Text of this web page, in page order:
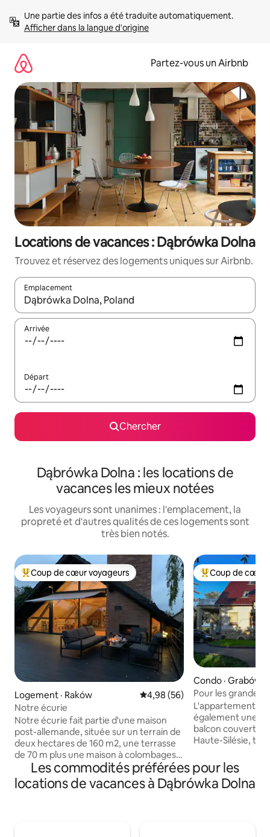
directement
Afficher dans la langue d'origine
Partez-vous un Airbnb
Locations de vacances : Dąbrówka Dolna
Trouvez et réservez des logements uniques sur Airbnb.
Emplacement
Quand les résultats sont affichés, parcourez-les en utilisant
Arrivée
Départ
Chercher
Dąbrówka Dolna : les locations de
vacances les mieux notées
Les voyageurs sont unanimes : l'emplacement, la
propreté et d'autres qualités de ces logements sont
très bien notés.
Coup de cœur voyageurs parmi les plus aimés
Coup de cœur voyageurs
Logement · Raków Note moyenne de 4,98 sur 5,
4,98 (56)
Notre écurie
Notre écurie fait partie d'une maison
post-allemande, située sur un terrain de
deux hectares de 160 m2, une terrasse
de 70 m plus une maison à colombages,
les appareils électroménagers du vieux
village ont été préservés. Possibilité
d'utiliser la bibliothèque privée dans la
Coup de cœur
Coup de cœur
Condo · Grabów
Pour les grandes
jusqu'à 10
L'appartement à
également une
balcon couvert.
Haute-Silésie, tu
choses : Piste de luge d'été 19 km
Paysage de lac
18 km Silesia
Les commodités préférées pour les
locations de vacances à Dąbrówka Dolna